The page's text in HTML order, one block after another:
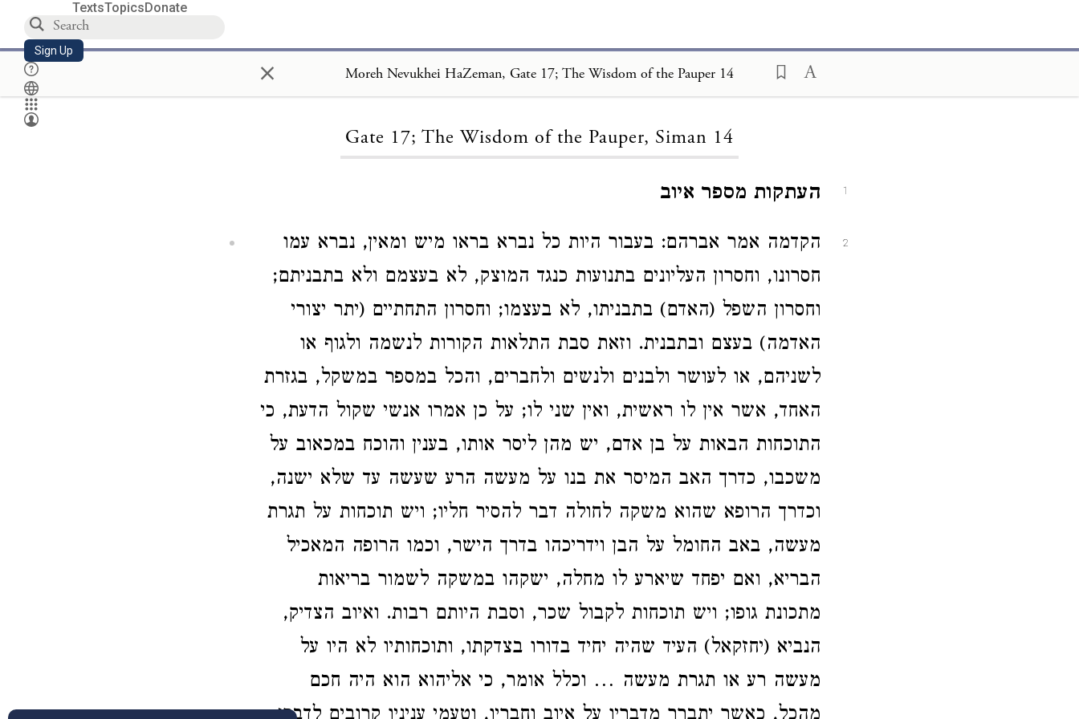
TextsTopicsDonate
Sign Up × Moreh Nevukhei HaZeman, Gate 17; The Wisdom of the Pauper 14
Gate 17; The Wisdom of the Pauper, Siman 14
1 העתקות מספר איוב
2
הקדמה אמר אברהם: בעבור היות כל נברא בראו מיש ומאין, נברא עמו
חסרונו, וחסרון העליונים בתנועות כנגד המוצק, לא בעצמם ולא בתבניתם;
וחסרון השפל (האדם) בתבניתו, לא בעצמו; וחסרון התחתיים (יתר יצורי
האדמה) בעצם ובתבנית. וזאת סבת התלאות הקורות לנשמה ולגוף או
לשניהם, או לעושר ולבנים ולנשים ולחברים, והכל במספר במשקל, בגזרת
האחד, אשר אין לו ראשית, ואין שני לו; על כן אמרו אנשי שקול הדעת, כי
התוכחות הבאות על בן אדם, יש מהן ליסר אותו, בענין והוכח במכאוב על
משכבו, כדרך האב המיסר את בנו על מעשה הרע שעשה עד שלא ישנה,
וכדרך הרופא שהוא משקה לחולה דבר להסיר חליו; ויש תוכחות על תגרת
מעשה, באב החומל על הבן וידריכהו בדרך הישר, וכמו הרופה המאכיל
הבריא, ואם יפחד שיארע לו מחלה, ישקהו במשקה לשמור בריאות
מתכונת גופו; ויש תוכחות לקבול שכר, וסבת היותם רבות. ואיוב הצדיק,
הנביא (יחזקאל) העיד שהיה יחיד בדורו בצדקתו, ותוכחותיו לא היו על
מעשה רע או תגרת מעשה … וכלל אומר, כי אליהוא הוא היה חכם